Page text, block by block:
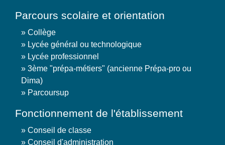
Parcours scolaire et orientation
Collège
Lycée général ou technologique
Lycée professionnel
3ème "prépa-métiers" (ancienne Prépa-pro ou
Dima)
Parcoursup
Fonctionnement de l'établissement
Conseil de classe
Conseil d'administration